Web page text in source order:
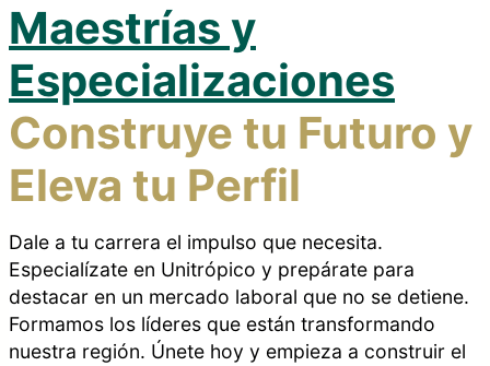
Maestrías y
Especializaciones
Construye tu Futuro y
Eleva tu Perfil
Dale a tu carrera el impulso que necesita.
Especialízate en Unitrópico y prepárate para
destacar en un mercado laboral que no se detiene.
Formamos los líderes que están transformando
nuestra región. Únete hoy y empieza a construir el